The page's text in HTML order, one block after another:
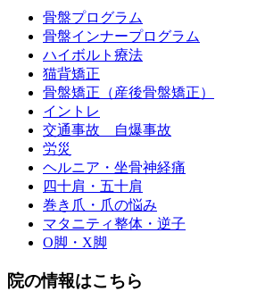
骨盤プログラム
骨盤インナープログラム
ハイボルト療法
猫背矯正
骨盤矯正（産後骨盤矯正）
イントレ
交通事故 自爆事故
労災
ヘルニア・坐骨神経痛
四十肩・五十肩
巻き爪・爪の悩み
マタニティ整体・逆子
O脚・X脚
院の情報はこちら